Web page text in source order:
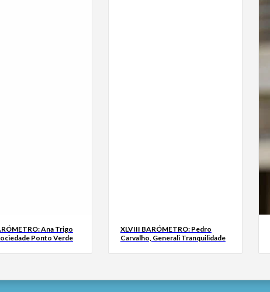
Ana Trigo
Ponto Verde
XLVIII BARÓMETRO: Pedro
Carvalho, Generali Tranquilidade